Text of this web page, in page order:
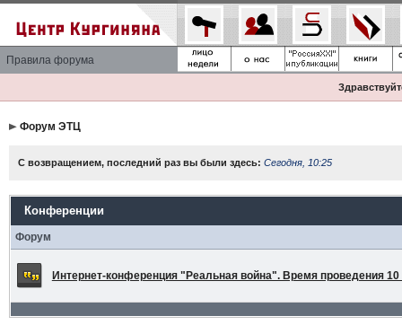
Правила форума
Форум ЭТЦ
С возвращением, последний раз вы были здесь: Сегодня, 10:25
Конференции
Форум
Интернет-конференция "Реальная война". Время проведения 10